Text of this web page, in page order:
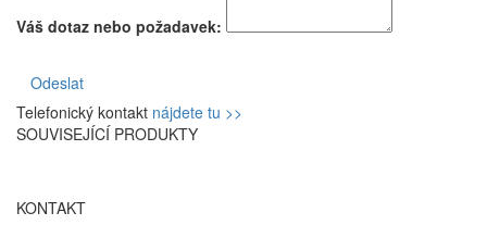
Váš dotaz nebo požadavek:
Odeslat
Telefonický kontakt nájdete tu >>
SOUVISEJÍCÍ PRODUKTY
KONTAKT